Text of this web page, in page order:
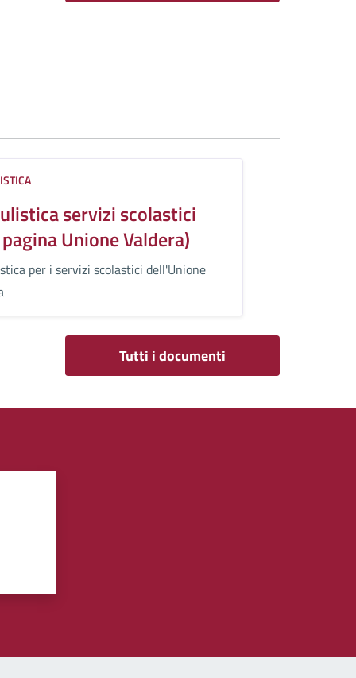
servizi scolastici
Unione Valdera)
per i servizi scolastici dell'Unione
Tutti i documenti